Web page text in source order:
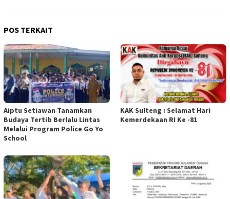
POS TERKAIT
Aiptu Setiawan Tanamkan
Budaya Tertib Berlalu Lintas
Melalui Program Police Go Yo
School
KAK Sulteng : Selamat Hari
Kemerdekaan RI Ke -81